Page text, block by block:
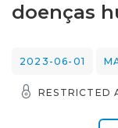
Statistics
doenças
2023-06-01
RESTRICTED